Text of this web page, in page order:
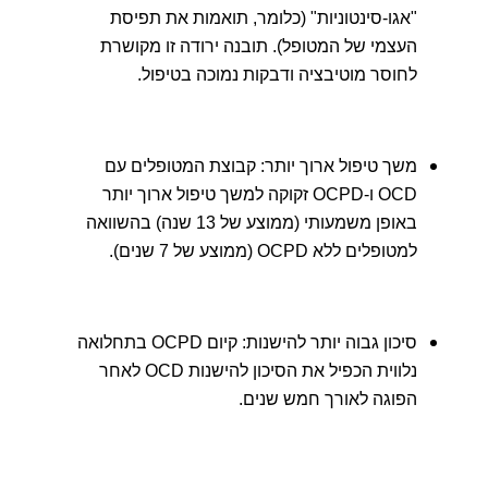
"אגו-סינטוניות" (כלומר, תואמות את תפיסת
העצמי של המטופל). תובנה ירודה זו מקושרת
לחוסר מוטיבציה ודבקות נמוכה בטיפול.
משך טיפול ארוך יותר: קבוצת המטופלים עם
OCD ו-OCPD זקוקה למשך טיפול ארוך יותר
באופן משמעותי (ממוצע של 13 שנה) בהשוואה
למטופלים ללא OCPD (ממוצע של 7 שנים).
סיכון גבוה יותר להישנות: קיום OCPD בתחלואה
נלווית הכפיל את הסיכון להישנות OCD לאחר
הפוגה לאורך חמש שנים.